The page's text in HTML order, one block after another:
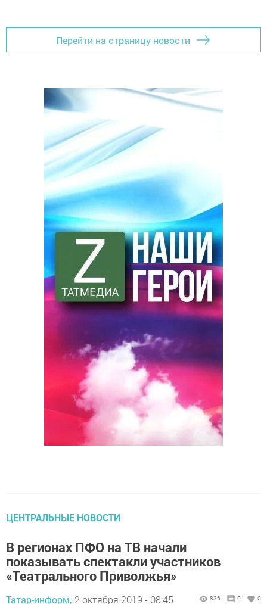
Перейти на страницу новости
ЦЕНТРАЛЬНЫЕ НОВОСТИ
В регионах ПФО на ТВ начали
показывать спектакли участников
«Театрального Приволжья»
Татар-информ, 2 октября 2019 - 08:45 836 0 0